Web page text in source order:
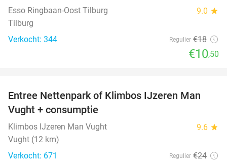
Esso Ringbaan-Oost Tilburg 9.0 star
Tilburg
Verkocht: 344
Regulier €18
€10,50
29%
Entree Nettenpark of Klimbos IJzeren Man
Vught + consumptie
Klimbos IJzeren Man Vught 9.6 star
Vught (12 km)
Verkocht: 671
Regulier €24